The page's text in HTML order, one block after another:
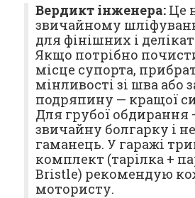
Вердикт інженера: Це
звичайному
для фінішних і
Якщо потрібно
місце супорта,
мінливості зі шва або
подряпину — кращої
Для грубої обдирання
звичайну болгарку і
гаманець. У гаражі
комплект (тарілка +
Bristle) рекомендую
мотористу.